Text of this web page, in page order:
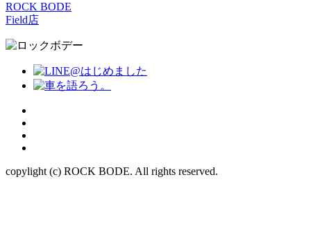
ROCK BODE
Field店
copylight (c) ROCK BODE. All rights reserved.